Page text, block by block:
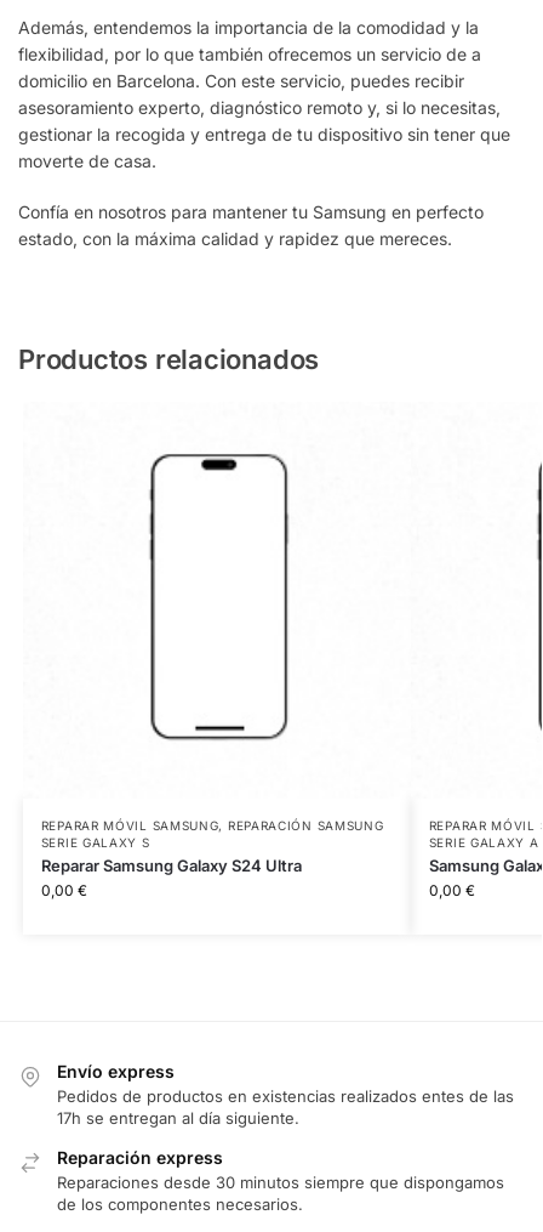
Además, entendemos la importancia de la comodidad y la
flexibilidad, por lo que también ofrecemos un servicio de a
domicilio en Barcelona. Con este servicio, puedes recibir
asesoramiento experto, diagnóstico remoto y, si lo necesitas,
gestionar la recogida y entrega de tu dispositivo sin tener que
moverte de casa.
Confía en nosotros para mantener tu Samsung en perfecto
estado, con la máxima calidad y rapidez que mereces.
Productos relacionados
REPARAR MÓVIL SAMSUNG, REPARACIÓN SAMSUNG
SERIE GALAXY S
Reparar Samsung Galaxy S24 Ultra
0,00 €
REPARAR MÓVIL
SERIE GALAXY A
Samsung
0,00 €
Envío express
Pedidos de productos en existencias realizados entes de las
17h se entregan al día siguiente.
Reparación express
Reparaciones desde 30 minutos siempre que dispongamos
de los componentes necesarios.